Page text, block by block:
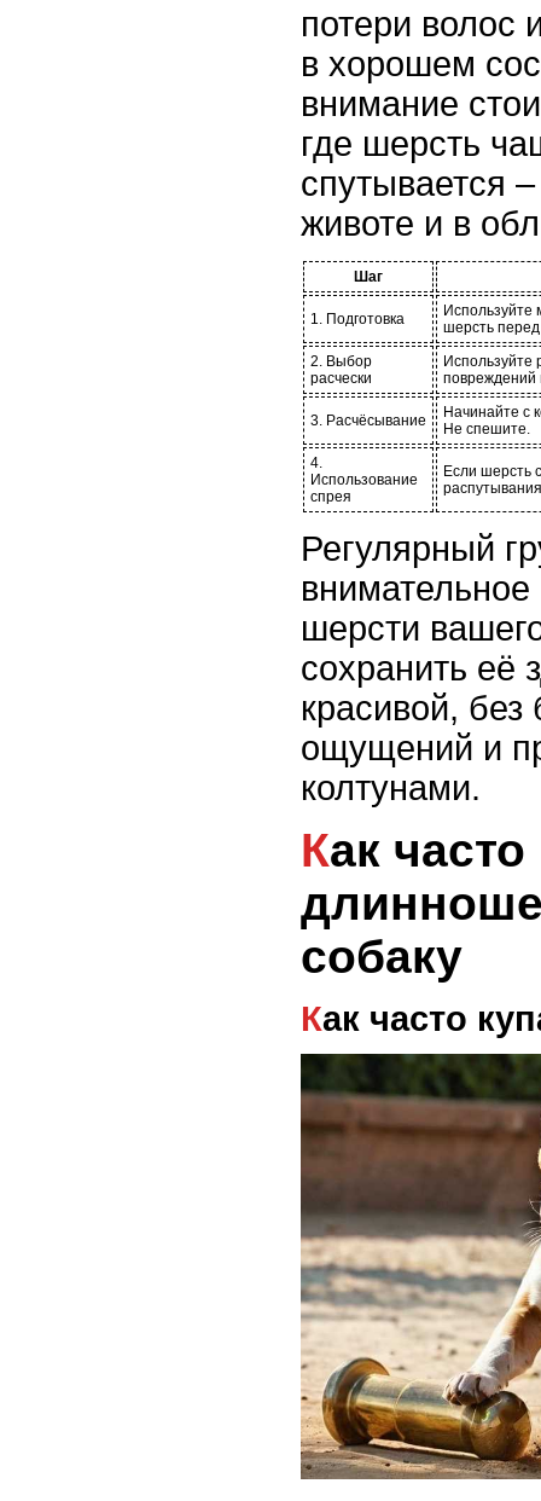
потери волос
в хорошем
внимание
где шерсть
спутывается
животе и в
Шаг
1. Подготовка
Используйте
шерсть
2. Выбор
расчески
Используйте
повреждений
3. Расчёсывание
Начинайте с
Не спешите.
4.
Использование
спрея
Если шерсть
Регулярный
шерсти
сохранить её
красивой,
ощущений и
колтунами.
Как часто и чем купать
собаку
Как часто